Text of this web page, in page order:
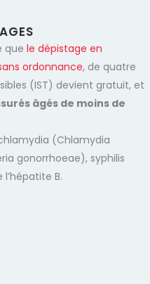
que le dépistage en
ordonnance, de quatre
(IST) devient gratuit, et
âgés de moins de
(Chlamydia
gonorrhoeae), syphilis
B.